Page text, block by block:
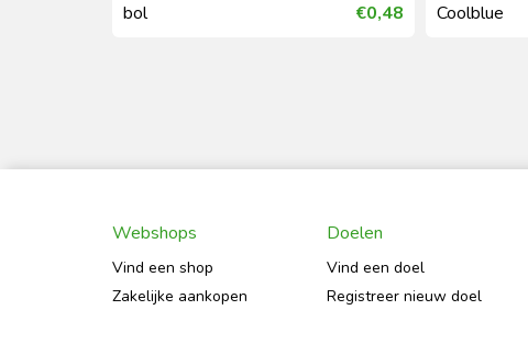
bol €0,48 Coolblue
Webshops
Vind een shop
Zakelijke aankopen
Doelen
Vind een doel
Registreer nieuw doel